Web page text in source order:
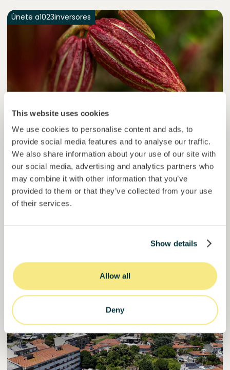
This website uses cookies
We use cookies to personalise content and ads, to
provide social media features and to analyse our traffic.
We also share information about your use of our site with
our social media, advertising and analytics partners who
may combine it with other information that you’ve
provided to them or that they’ve collected from your use
of their services.
Show details
Allow all
Deny
Únete a1023inversores
Colcocoa II
Cacao certificado para comunidades resilientes.
Préstamo
Sistemas agroalimentarios
6.1 %
interés anual
Invertido =
Reservado = 15000
Ya más de la mitad financiado. No te lo pierdas. del objetivo
30000000€
Financiado